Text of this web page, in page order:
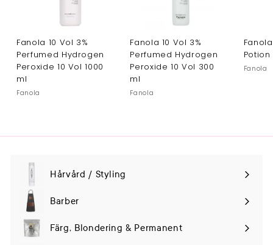
Fanola 10 Vol 3%
Perfumed Hydrogen
Peroxide 10 Vol 1000
ml
Fanola
Fanola 10 Vol 3%
Perfumed Hydrogen
Peroxide 10 Vol 300
ml
Fanola
Potion
Fanola
Hårvård / Styling
Expand
submenuBarber
Färg, Blondering & Permanent